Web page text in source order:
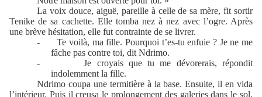
La voix douce, aiguë, pareille à celle de sa mère, fit sortir
Tenike de sa cachette. Elle tomba nez à nez avec l’ogre. Après
une brève hésitation, elle fut contrainte de se livrer.
-
Te voilà, ma fille. Pourquoi t’es-tu enfuie ? Je ne me
fâche pas contre toi, dit Ndrimo.
-
Je croyais que tu me dévorerais, répondit
indolemment la fille.
Ndrimo coupa une termitière à la base. Ensuite, il en vida
l’intérieur. Puis il creusa le prolongement des galeries dans le sol,